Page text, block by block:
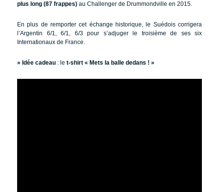
plus long (87 frappes) au Challenger de Drummondville en 2015.
En plus de remporter cet échange historique, le Suédois corrigera
l’Argentin 6/1, 6/1, 6/3 pour s’adjuger le troisième de ses six
Internationaux de France.
» Idée cadeau : le t-shirt « Mets la balle dedans ! »